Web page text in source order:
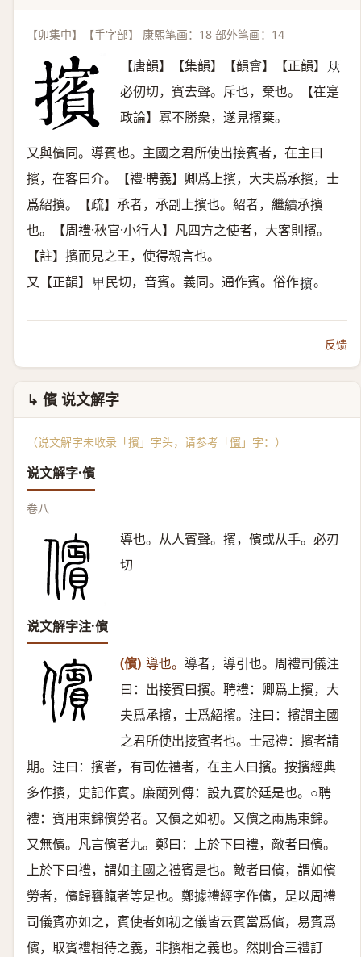
【卯集中】【手字部】 康熙笔画：18 部外笔画：14
【唐韻】【集韻】【韻會】【正韻】 𠀤
必仞切，賓去聲。斥也，棄也。【崔寔
政論】寡不勝衆，遂見擯棄。
又與儐同。導賓也。主國之君所使出接賓者，在主曰
擯，在客曰介。【禮·聘義】卿爲上擯，大夫爲承擯，士
爲紹擯。【疏】承者，承副上擯也。紹者，繼續承擯
也。【周禮·秋官·小行人】凡四方之使者，大客則擯。
【註】擯而見之王，使得親言也。
又【正韻】 𤰞 民切，音賓。義同。通作賓。俗作𢷤 。
反馈
↳ 儐 说文解字
（说文解字未收录「擯」字头，请参考「儐 」字：）
说文解字·儐
卷八
導也。从人賓聲。擯，儐或从手。必刃
切
说文解字注·儐
(儐) 導也。 導者，導引也。周禮司儀注
曰：出接賓曰擯。聘禮：卿爲上擯，大
夫爲承擯，士爲紹擯。注曰：擯謂主國
之君所使出接賓者也。士冠禮：擯者請
期。注曰：擯者，有司佐禮者，在主人曰擯。按擯經典
多作擯，史記作賓。廉藺列傳：設九賓於廷是也。○聘
禮：賓用束錦儐勞者。又儐之如初。又儐之兩馬束錦。
又無儐。凡言儐者九。鄭曰：上於下曰禮，敵者曰儐。
上於下曰禮，謂如主國之禮賓是也。敵者曰儐，謂如儐
勞者，儐歸饔餼者等是也。鄭據禮經字作儐，是以周禮
司儀賓亦如之，賓使者如初之儀皆云賓當爲儐，易賓爲
儐，取賓禮相待之義，非擯相之義也。然則合三禮訂